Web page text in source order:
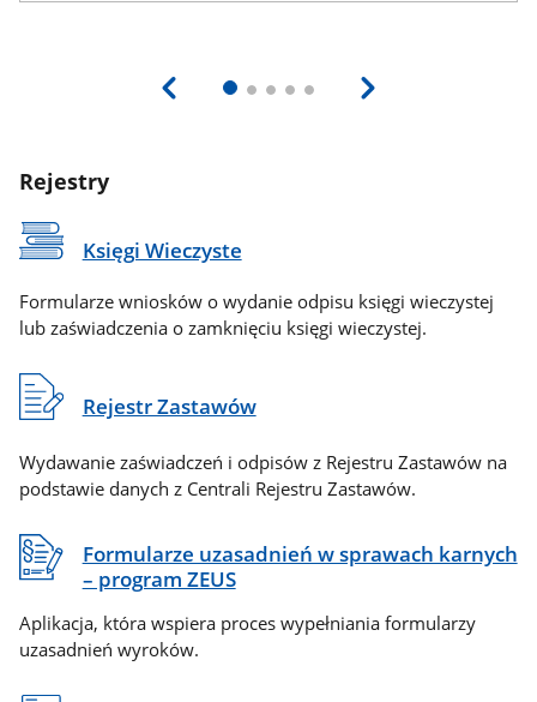
Rejestry
Księgi Wieczyste
Formularze wniosków o wydanie odpisu księgi wieczystej
lub zaświadczenia o zamknięciu księgi wieczystej.
Rejestr Zastawów
Wydawanie zaświadczeń i odpisów z Rejestru Zastawów na
podstawie danych z Centrali Rejestru Zastawów.
Formularze uzasadnień w sprawach karnych
– program ZEUS
Aplikacja, która wspiera proces wypełniania formularzy
uzasadnień wyroków.